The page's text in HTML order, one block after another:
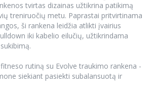
tvirtas dizainas užtikrina patikimą
treniruočių metu. Paprastai pritvirtinama
ši rankena leidžia atlikti įvairius
iki kabelio eilučių, užtikrindama
rutiną su Evolve traukimo rankena -
siekiant pasiekti subalansuotą ir